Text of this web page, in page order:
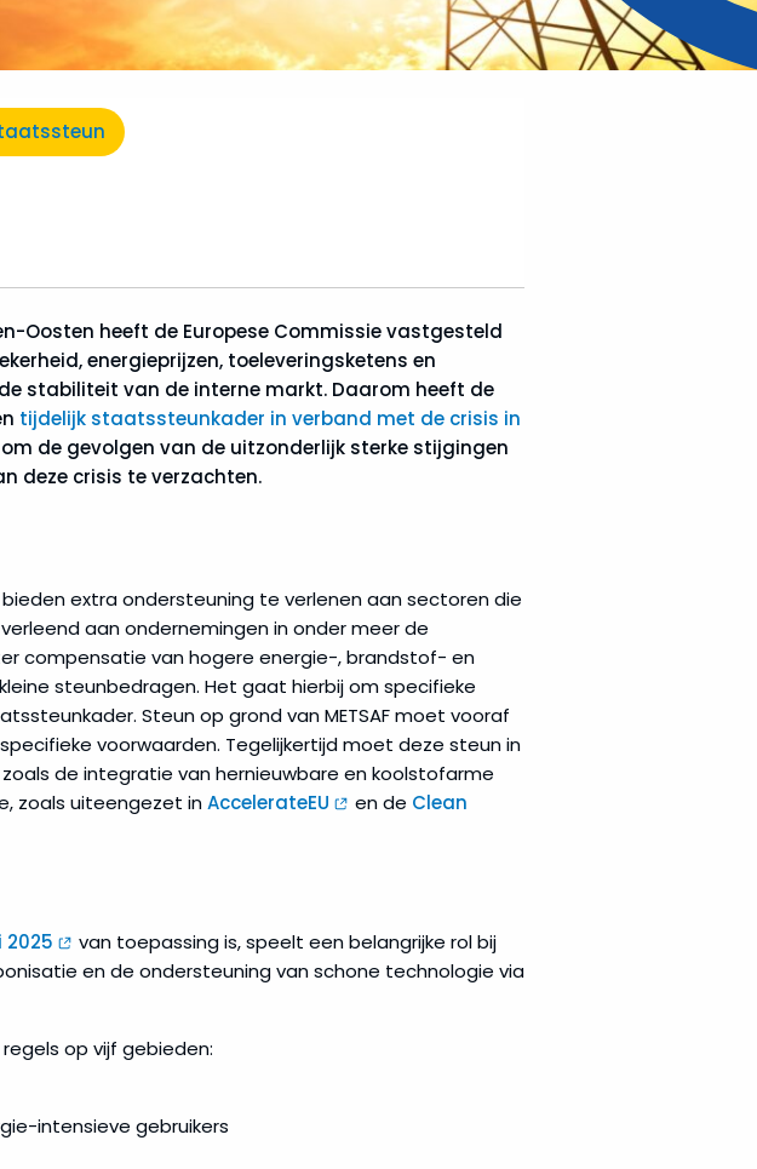
Oosten heeft de Europese Commissie vastgesteld
energieprijzen, toeleveringsketens en
stabiliteit van de interne markt. Daarom heeft de
tijdelijk staatssteunkader in verband met de crisis in
de gevolgen van de uitzonderlijk sterke stijgingen
deze crisis te verzachten.
extra ondersteuning te verlenen aan sectoren die
aan ondernemingen in onder meer de
compensatie van hogere energie-, brandstof- en
steunbedragen. Het gaat hierbij om specifieke
Steun op grond van METSAF moet vooraf
voorwaarden. Tegelijkertijd moet deze steun in
de integratie van hernieuwbare en koolstofarme
zoals uiteengezet inAccelerateEU en de Clean
2025
van toepassing is, speelt een belangrijke rol bij
en de ondersteuning van schone technologie via
op vijf gebieden:
intensieve gebruikers